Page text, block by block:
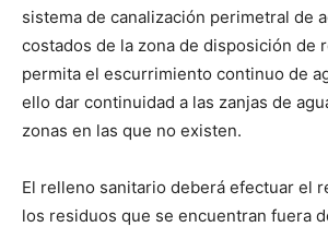
sistema de canalización perimetral de
costados de la zona de disposición de
permita el escurrimiento continuo de
ello dar continuidad a las zanjas de
zonas en las que no existen.
El relleno sanitario deberá efectuar el
los residuos que se encuentran fuera